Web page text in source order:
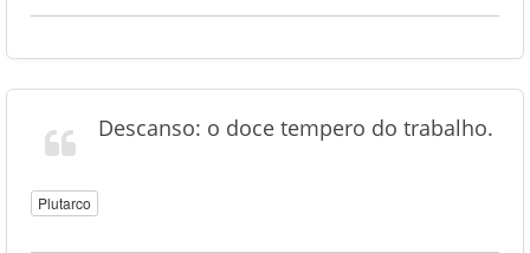
Descanso: o doce tempero do trabalho.
Plutarco